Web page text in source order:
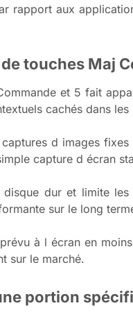
rapport aux
touches Maj
et 5 fait
cachés dans les
d images
capture d écran
dur et limite
sur le long
à l écran en
sur le marché.
portion